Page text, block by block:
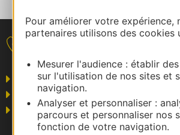
Pour améliorer votre expérience,
partenaires utilisons des cookies
Mesurer l'audience : établir
sur l'utilisation de nos sites et
navigation.
Analyser et personnaliser :
parcours et personnaliser nos
fonction de votre navigation.
Grand public
Business/Mice
Pros du tourisme